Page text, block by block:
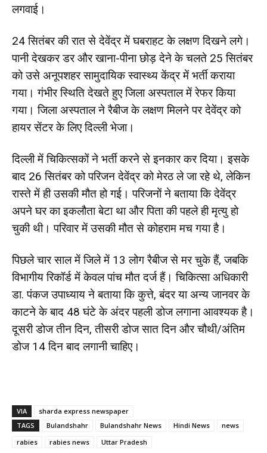
लगवाई।
24 सितंबर की रात से देवेंद्र में घबराहट के लक्षण दिखने लगे।
पानी देखकर डर और खाना-पीना छोड़ देने के चलते 25 सितंबर
को उसे अनूपशहर सामुदायिक स्वास्थ्य केंद्र में भर्ती कराया
गया। गंभीर स्थिति देखते हुए जिला अस्पताल में रेफर किया
गया। जिला अस्पताल ने रैबीज के लक्षण मिलने पर देवेंद्र को
हायर सेंटर के लिए दिल्ली भेजा।
दिल्ली में चिकित्सकों ने भर्ती करने से इनकार कर दिया। इसके
बाद 26 सितंबर को परिजन देवेंद्र को मेरठ ले जा रहे थे, लेकिन
रास्ते में ही उसकी मौत हो गई। परिजनों ने बताया कि देवेंद्र
अपने घर का इकलौता बेटा था और पिता की पहले ही मृत्यु हो
चुकी थी। परिवार में उसकी मौत से कोहराम मच गया है।
पिछले चार साल में जिले में 13 लोग रैबीज से मर चुके हैं, जबकि
विभागीय रिकॉर्ड में केवल पांच मौत दर्ज हैं। चिकित्सा अधिकारी
डा. पंकज उपाध्याय ने बताया कि कुत्ते, बंदर या अन्य जानवर के
काटने के बाद 48 घंटे के अंदर पहली डोज लगाना आवश्यक है।
दूसरी डोज तीन दिन, तीसरी डोज सात दिन और चौथी/अंतिम
डोज 14 दिन बाद लगानी चाहिए।
VIA
sharda express newspaper
TAGS
Bulandshahr Bulandshahr News Hindi News
news
rabies
rabies news Uttar Pradesh